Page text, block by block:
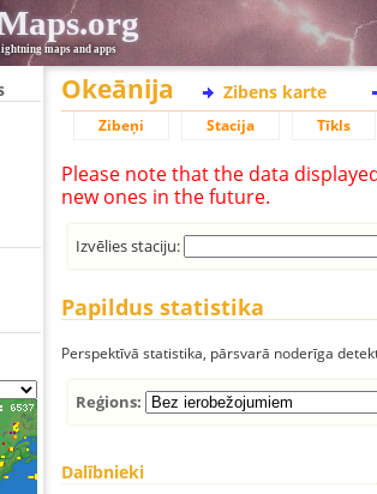
maps and apps
Okeānija Zibens karte
Zibeņi Stacija Tīkls
Please note that the data
new ones in the future.
Izvēlies staciju:
Papildus statistika
Perspektīvā statistika, pārsvarā noderīga
Reģions:
Dalībnieki